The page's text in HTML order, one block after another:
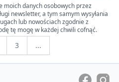
moich danych osobowych przez
newsletter, a tym samym wysyłania
lub nowościach zgodnie z
tę mogę w każdej chwili cofnąć.
3 ...